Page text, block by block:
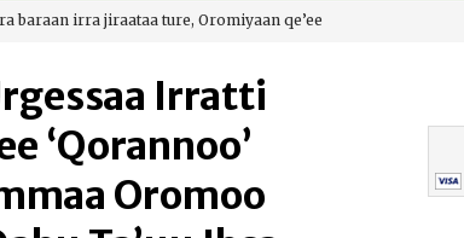
baraan irra jiraataa ture, Oromiyaan qe’ee
Teessumni abbootii Gadaa Oromoo wiirtuu
Oromoo bal’aati. IBSA ABO
Extraction and Centralization with Economic Just
Irratti
‘Qorannoo’
Oromoo